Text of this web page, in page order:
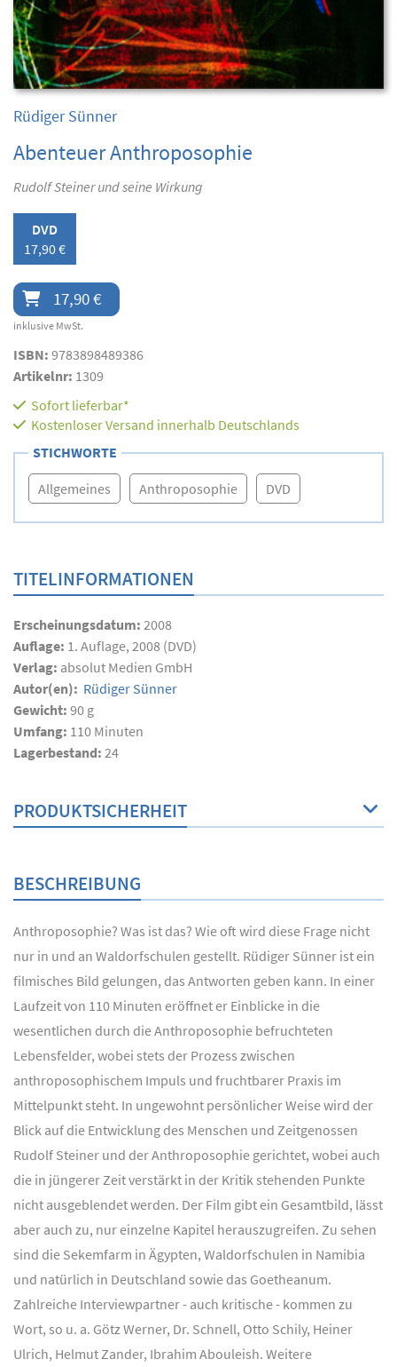
Rüdiger Sünner
Abenteuer Anthroposophie
Rudolf Steiner und seine Wirkung
DVD
17,90 €
17,90 €
inklusive MwSt.
ISBN: 9783898489386
Artikelnr: 1309
Sofort lieferbar*
Kostenloser Versand innerhalb Deutschlands
STICHWORTE
Allgemeines Anthroposophie DVD
TITELINFORMATIONEN
Erscheinungsdatum: 2008
Auflage: 1. Auflage, 2008 (DVD)
Verlag: absolut Medien GmbH
Autor(en): Rüdiger Sünner
Gewicht: 90 g
Umfang: 110 Minuten
Lagerbestand: 24
PRODUKTSICHERHEIT
BESCHREIBUNG
Anthroposophie? Was ist das? Wie oft wird diese Frage nicht
nur in und an Waldorfschulen gestellt. Rüdiger Sünner ist ein
filmisches Bild gelungen, das Antworten geben kann. In einer
Laufzeit von 110 Minuten eröffnet er Einblicke in die
wesentlichen durch die Anthroposophie befruchteten
Lebensfelder, wobei stets der Prozess zwischen
anthroposophischem Impuls und fruchtbarer Praxis im
Mittelpunkt steht. In ungewohnt persönlicher Weise wird der
Blick auf die Entwicklung des Menschen und Zeitgenossen
Rudolf Steiner und der Anthroposophie gerichtet, wobei auch
die in jüngerer Zeit verstärkt in der Kritik stehenden Punkte
nicht ausgeblendet werden. Der Film gibt ein Gesamtbild, lässt
aber auch zu, nur einzelne Kapitel herauszugreifen. Zu sehen
sind die Sekemfarm in Ägypten, Waldorfschulen in Namibia
und natürlich in Deutschland sowie das Goetheanum.
Zahlreiche Interviewpartner - auch kritische - kommen zu
Wort, so u. a. Götz Werner, Dr. Schnell, Otto Schily, Heiner
Ulrich, Helmut Zander, Ibrahim Abouleish. Weitere